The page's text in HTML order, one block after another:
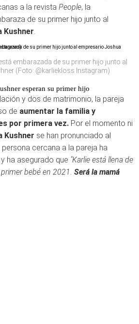
a la revista People, la
de su primer hijo junto al
Kushner.
embarazada de su primer hijo junto al
(Foto: @karliekloss Instagram)
esperan su primer hijo
y dos de matrimonio, la pareja
de aumentar la familia y
por primera vez. Por el momento ni
Kushner se han pronunciado al
cercana a la pareja ha
ha asegurado que "Karlie está llena de
bebé en 2021. Será la mamá